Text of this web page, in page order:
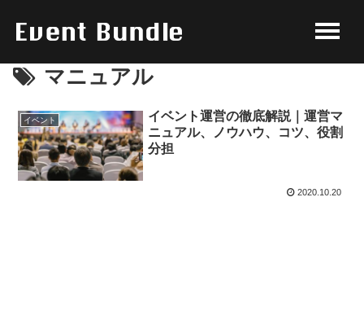
マニュアル
イベント
イベント運営の徹底解説｜運営マ
ニュアル、ノウハウ、コツ、役割
分担
2020.10.20